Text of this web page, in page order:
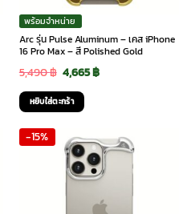
พร้อมจำหน่าย
Arc รุ่น Pulse Aluminum – เคส iPhone
16 Pro Max – สี Polished Gold
5,490฿ Original
price
was:
5,490 ฿.
4,665฿Current
4,665 ฿.
หยิบใส่ตะกร้า
-15%